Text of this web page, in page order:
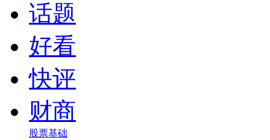
话题
好看
快评
财商
股票基础